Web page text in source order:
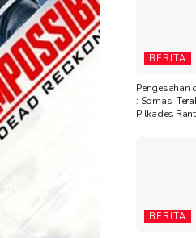
BERITA
Pengesahan
: Somasi
Pilkades
BERITA